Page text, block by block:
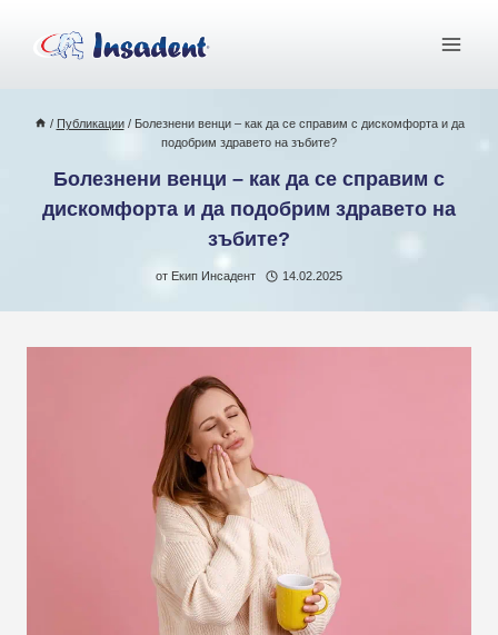
съдържанието
/ Публикации / Болезнени венци – как да се справим с дискомфорта и да
подобрим здравето на зъбите?
Болезнени венци – как да се справим с
дискомфорта и да подобрим здравето на
зъбите?
от Екип Инсадент 14.02.2025